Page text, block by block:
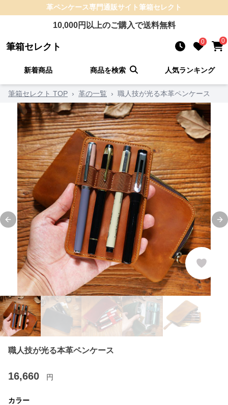
革ペンケース専門通販サイト筆箱セレクト
10,000円以上のご購入で送料無料
筆箱セレクト 0 0
新着商品 商品を検索 人気ランキング
筆箱セレクト TOP › 革の一覧 › 職人技が光る本革ペンケース
Previous slide
職人技が光る本革ペンケース
16,660 円
カラー